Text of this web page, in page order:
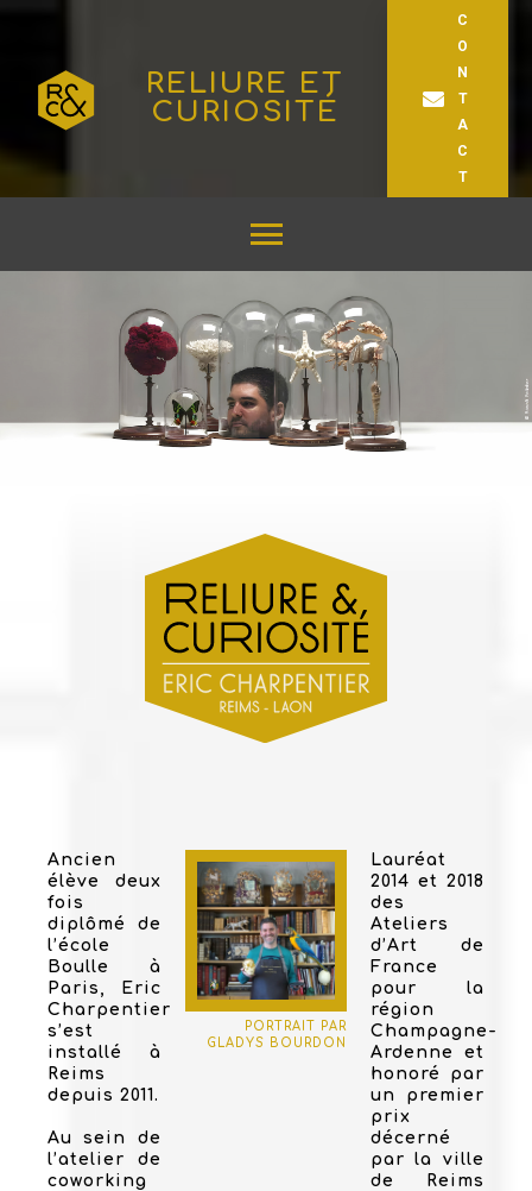
RELIURE ET
CURIOSITÉ
C
O
N
T
A
C
T
Ancien
élève deux
fois
diplômé de
l’école
Boulle à
Paris, Eric
Charpentier
s’est
installé à
Reims
depuis 2011.
Au sein de
l’atelier de
coworking
PORTRAIT PAR
GLADYS BOURDON
Lauréat
2014 et 2018
des
Ateliers
d’Art de
France
pour la
région
Champagne-
Ardenne et
honoré par
un premier
prix
décerné
par la ville
de Reims